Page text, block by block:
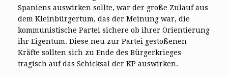
Spaniens auswirken sollte, war der große Zulauf aus
dem Kleinbürgertum, das der Meinung war, die
kommunistische Partei sichere ob ihrer Orientierung
ihr Eigentum. Diese neu zur Partei gestoßenen
Kräfte sollten sich zu Ende des Bürgerkrieges
tragisch auf das Schicksal der KP auswirken.